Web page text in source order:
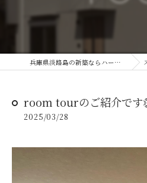
兵庫県淡路島の新築ならハートフルライフ
room tourのご紹介です
2025/03/28